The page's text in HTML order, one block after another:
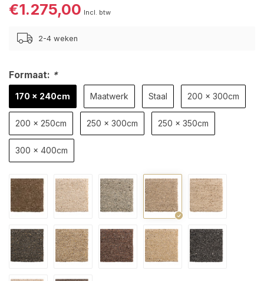
€1.275,00 Incl. btw
2-4 weken
Formaat: *
170 x 240cm Maatwerk Staal 200 x 300cm
200 x 250cm 250 x 300cm 250 x 350cm
300 x 400cm